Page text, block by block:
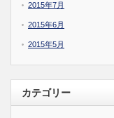
2015年7月
2015年6月
2015年5月
カテゴリー